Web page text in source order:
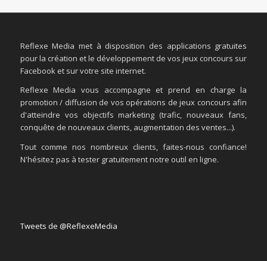
Reflexe Media met à disposition des applications gratuites
pour la création et le développement de vos jeux concours sur
Facebook et sur votre site internet.
Reflexe Media vous accompagne et prend en charge la
promotion / diffusion de vos opérations de jeux concours afin
d'atteindre vos objectifs marketing (trafic, nouveaux fans,
conquête de nouveaux clients, augmentation des ventes...).
Tout comme nos nombreux clients, faites-nous confiance!
N'hésitez pas à tester gratuitement notre outil en ligne.
Tweets de @ReflexeMedia